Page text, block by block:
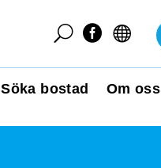


U
Söka bostad Om oss